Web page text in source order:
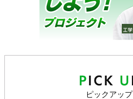
ピックアップ